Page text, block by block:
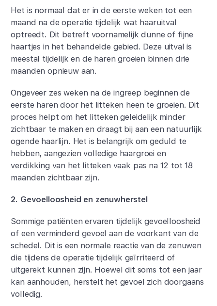
Het is normaal dat er in de eerste weken tot een
maand na de operatie tijdelijk wat haaruitval
optreedt. Dit betreft voornamelijk dunne of fijne
haartjes in het behandelde gebied. Deze uitval is
meestal tijdelijk en de haren groeien binnen drie
maanden opnieuw aan.
Ongeveer zes weken na de ingreep beginnen de
eerste haren door het litteken heen te groeien. Dit
proces helpt om het litteken geleidelijk minder
zichtbaar te maken en draagt bij aan een natuurlijk
ogende haarlijn. Het is belangrijk om geduld te
hebben, aangezien volledige haargroei en
verdikking van het litteken vaak pas na 12 tot 18
maanden zichtbaar zijn.
2. Gevoelloosheid en zenuwherstel
Sommige patiënten ervaren tijdelijk gevoelloosheid
of een verminderd gevoel aan de voorkant van de
schedel. Dit is een normale reactie van de zenuwen
die tijdens de operatie tijdelijk geïrriteerd of
uitgerekt kunnen zijn. Hoewel dit soms tot een jaar
kan aanhouden, herstelt het gevoel zich doorgaans
volledig.